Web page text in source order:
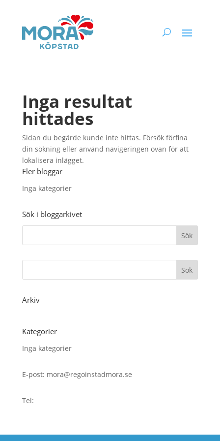
Inga resultat
hittades
Sidan du begärde kunde inte hittas. Försök förfina
din sökning eller använd navigeringen ovan för att
lokalisera inlägget.
Fler bloggar
Inga kategorier
Sök i bloggarkivet
Arkiv
Kategorier
Inga kategorier
E-post: mora@regoinstadmora.se
Tel: